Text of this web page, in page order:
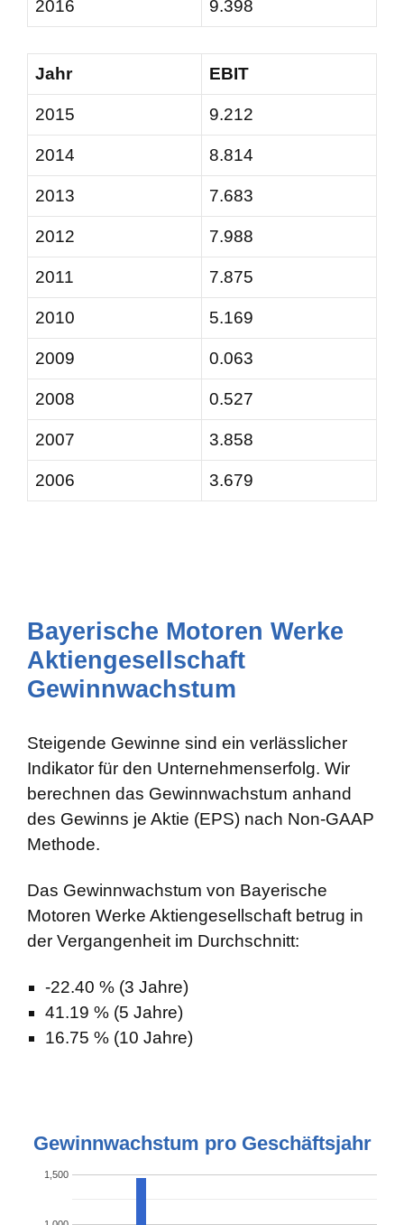
2016 9.398
Jahr EBIT
2015 9.212
2014 8.814
2013 7.683
2012 7.988
2011 7.875
2010 5.169
2009 0.063
2008 0.527
2007 3.858
2006 3.679
Bayerische Motoren Werke
Aktiengesellschaft
Gewinnwachstum
Steigende Gewinne sind ein verlässlicher
Indikator für den Unternehmenserfolg. Wir
berechnen das Gewinnwachstum anhand
des Gewinns je Aktie (EPS) nach Non-GAAP
Methode.
Das Gewinnwachstum von Bayerische
Motoren Werke Aktiengesellschaft betrug in
der Vergangenheit im Durchschnitt:
-22.40 % (3 Jahre)
41.19 % (5 Jahre)
16.75 % (10 Jahre)
Gewinnwachstum pro Geschäftsjahr
1,500